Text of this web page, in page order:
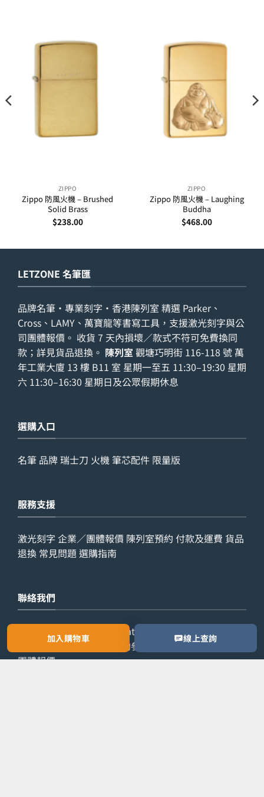
加入購物車
ZIPPO
Zippo 防風火機 – Brushed
Solid Brass
$238.00
ZIPPO
Zippo 防風火機 – Laughing
Buddha
$468.00
LETZONE 名筆匯
品牌名筆・專業刻字・香港陳列室 精選 Parker、
Cross、LAMY、萬寶龍等書寫工具，支援激光刻字與公
司團體報價。 收貨 7 天內損壞／款式不符可免費換同
款；詳見貨品退換 。 陳列室 觀塘巧明街 116-118 號 萬
年工業大廈 13 樓 B11 室 星期一至五 11:30–19:30 星期
六 11:30–16:30 星期日及公眾假期休息
選購入口
名筆 品牌瑞士刀 火機筆芯配件 限量版
服務支援
激光刻字 企業／團體報價 陳列室預約 付款及運費 貨品
退換 常見問題 選購指南
聯絡我們
查詢電話： 9029 7975 WhatsApp： 6538 6541辦公室
2861 8762 歡迎預約參觀陳列室，或索取公司／
團體報價。
線上查詢